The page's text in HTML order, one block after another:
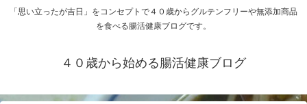
「思い立ったが吉日」をコンセプトで４０歳からグルテンフリーや無添加商品
を食べる腸活健康ブログです。
４０歳から始める腸活健康ブログ